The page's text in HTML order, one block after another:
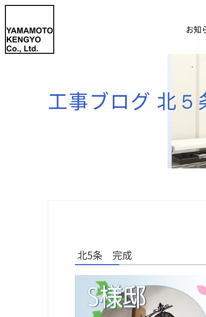
お知
工事ブログ 北５
北5条 完成